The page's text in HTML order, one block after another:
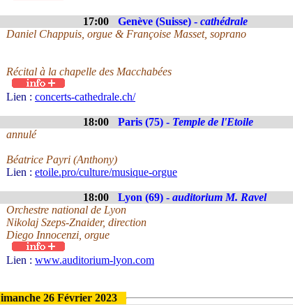
17:00 Genève (Suisse) - cathédrale
Daniel Chappuis, orgue & Françoise Masset, soprano
Récital à la chapelle des Macchabées
Lien : concerts-cathedrale.ch/
18:00 Paris (75) - Temple de l'Etoile
annulé
Béatrice Payri (Anthony)
Lien : etoile.pro/culture/musique-orgue
18:00 Lyon (69) - auditorium M. Ravel
Orchestre national de Lyon
Nikolaj Szeps-Znaider, direction
Diego Innocenzi, orgue
Lien : www.auditorium-lyon.com
26 Février 2023